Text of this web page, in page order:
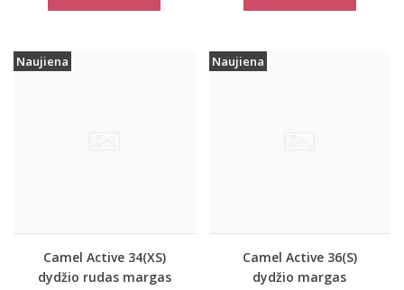
Naujiena
Camel Active 34(XS)
dydžio rudas margas
Naujiena
Camel Active 36(S)
dydžio margas